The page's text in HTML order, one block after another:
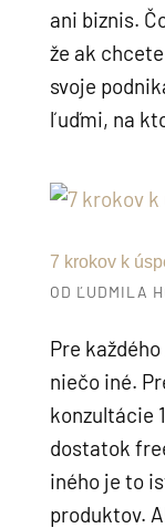
ani biznis.
že ak
svoje
ľuďmi, na
7 krokov k
OD ĽUDMILA
Pre
niečo iné.
konzultácie
dostatok
iného je to
produktov.